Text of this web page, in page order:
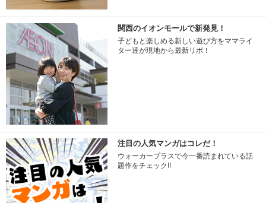
関西のイオンモールで新発見！
子どもと楽しめる新しい遊び方をママライ
ター達が現地から最新リポ！
注目の人気マンガはコレだ！
ウォーカープラスで今一番読まれている話
題作をチェック!!